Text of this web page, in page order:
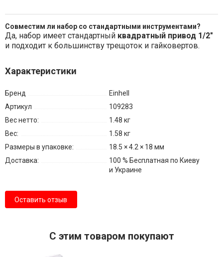
Совместим ли набор со стандартными инструментами?
Да, набор имеет стандартный квадратный привод 1/2"
и подходит к большинству трещоток и гайковертов.
Характеристики
Бренд
Einhell
Артикул
109283
Вес нетто:
1.48 кг
Вес:
1.58 кг
Размеры в упаковке:
18.5 × 4.2 × 18 мм
Доставка:
100 % Бесплатная по Киеву
и Украине
Оставить отзыв
С этим товаром покупают